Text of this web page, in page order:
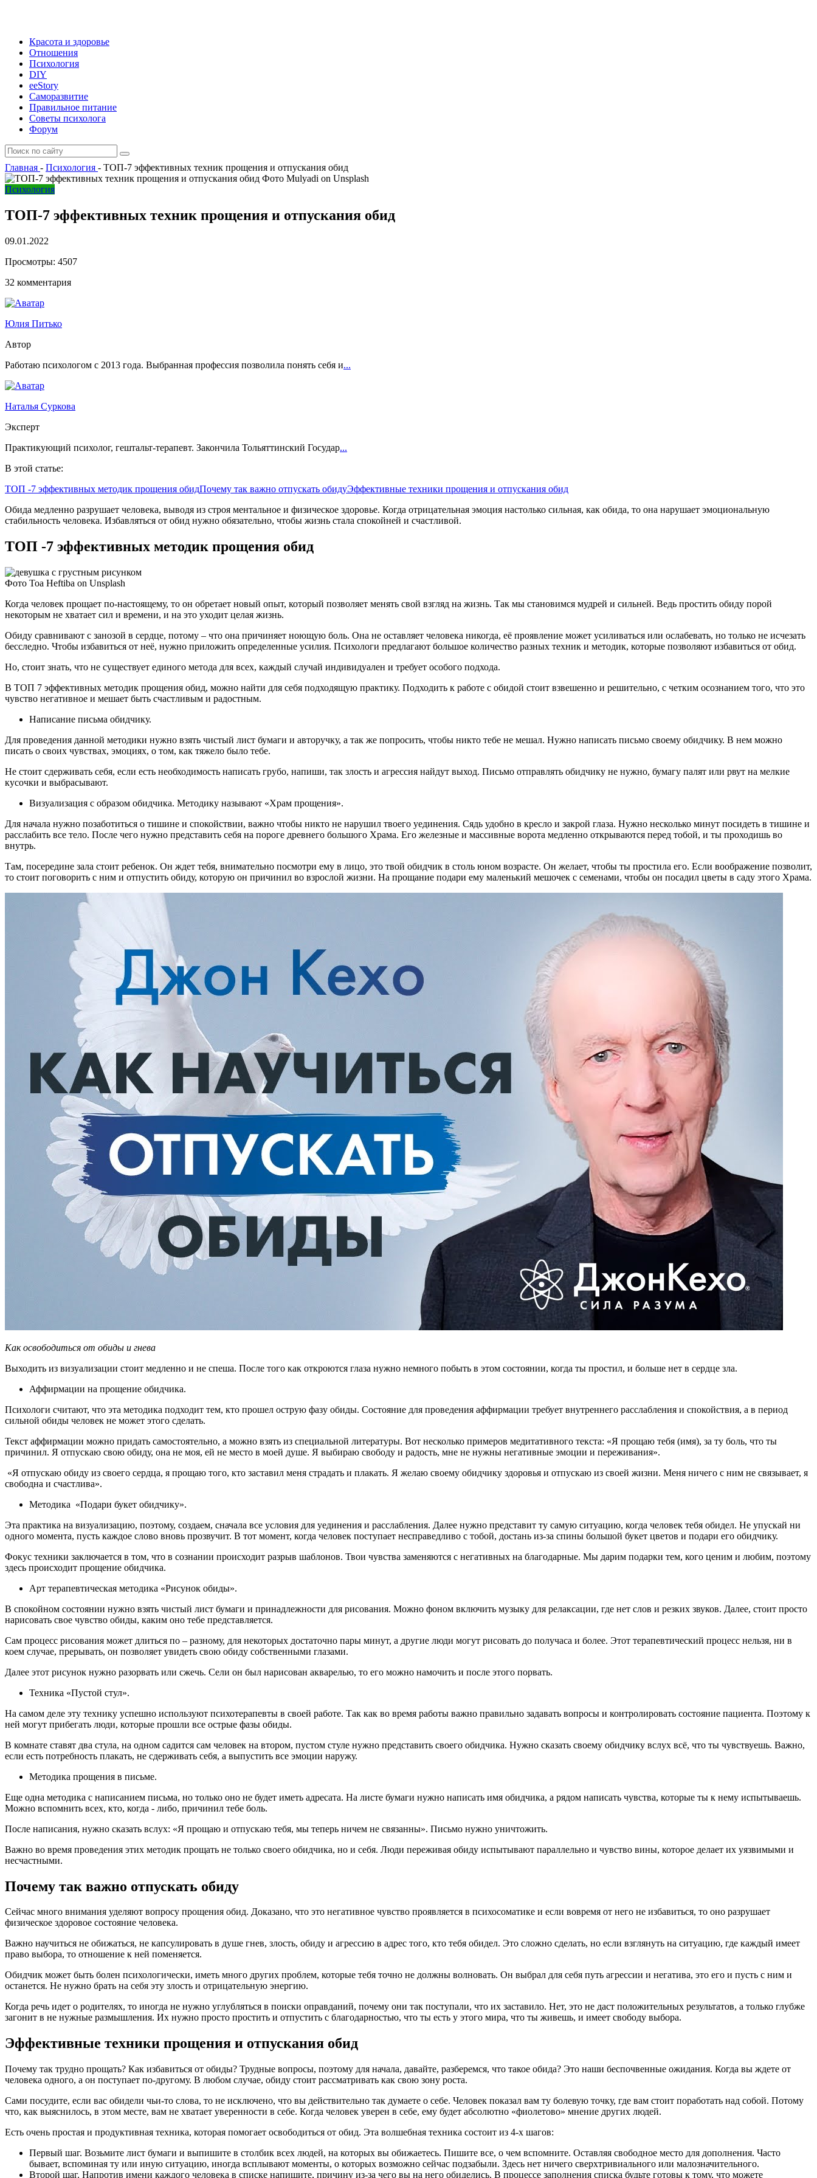
Красота и здоровье
Отношения
Психология
DIY
ееStory
Саморазвитие
Правильное питание
Советы психолога
Форум
Главная - Психология - ТОП-7 эффективных техник прощения и отпускания обид
Фото Mulyadi on Unsplash
Психология
ТОП-7 эффективных техник прощения и отпускания обид
09.01.2022
Просмотры: 4507
32 комментария
Юлия Питько
Автор
Работаю психологом с 2013 года. Выбранная профессия позволила понять себя и...
Наталья Суркова
Эксперт
Практикующий психолог, гештальт-терапевт. Закончила Тольяттинский Государ...
В этой статье:
ТОП -7 эффективных методик прощения обидПочему так важно отпускать обидуЭффективные техники прощения и отпускания обид
Обида медленно разрушает человека, выводя из строя ментальное и физическое здоровье. Когда отрицательная эмоция настолько сильная, как обида, то она нарушает эмоциональную
стабильность человека. Избавляться от обид нужно обязательно, чтобы жизнь стала спокойней и счастливой.
ТОП -7 эффективных методик прощения обид
Фото Toa Heftiba on Unsplash
Когда человек прощает по-настоящему, то он обретает новый опыт, который позволяет менять свой взгляд на жизнь. Так мы становимся мудрей и сильней. Ведь простить обиду порой
некоторым не хватает сил и времени, и на это уходит целая жизнь.
Обиду сравнивают с занозой в сердце, потому – что она причиняет ноющую боль. Она не оставляет человека никогда, её проявление может усиливаться или ослабевать, но только не исчезать
бесследно. Чтобы избавиться от неё, нужно приложить определенные усилия. Психологи предлагают большое количество разных техник и методик, которые позволяют избавиться от обид.
Но, стоит знать, что не существует единого метода для всех, каждый случай индивидуален и требует особого подхода.
В ТОП 7 эффективных методик прощения обид, можно найти для себя подходящую практику. Подходить к работе с обидой стоит взвешенно и решительно, с четким осознанием того, что это
чувство негативное и мешает быть счастливым и радостным.
Написание письма обидчику.
Для проведения данной методики нужно взять чистый лист бумаги и авторучку, а так же попросить, чтобы никто тебе не мешал. Нужно написать письмо своему обидчику. В нем можно
писать о своих чувствах, эмоциях, о том, как тяжело было тебе.
Не стоит сдерживать себя, если есть необходимость написать грубо, напиши, так злость и агрессия найдут выход. Письмо отправлять обидчику не нужно, бумагу палят или рвут на мелкие
кусочки и выбрасывают.
Визуализация с образом обидчика. Методику называют «Храм прощения».
Для начала нужно позаботиться о тишине и спокойствии, важно чтобы никто не нарушил твоего уединения. Сядь удобно в кресло и закрой глаза. Нужно несколько минут посидеть в тишине и
расслабить все тело. После чего нужно представить себя на пороге древнего большого Храма. Его железные и массивные ворота медленно открываются перед тобой, и ты проходишь во
внутрь.
Там, посередине зала стоит ребенок. Он ждет тебя, внимательно посмотри ему в лицо, это твой обидчик в столь юном возрасте. Он желает, чтобы ты простила его. Если воображение позволит,
то стоит поговорить с ним и отпустить обиду, которую он причинил во взрослой жизни. На прощание подари ему маленький мешочек с семенами, чтобы он посадил цветы в саду этого Храма.
Как освободиться от обиды и гнева
Выходить из визуализации стоит медленно и не спеша. После того как откроются глаза нужно немного побыть в этом состоянии, когда ты простил, и больше нет в сердце зла.
Аффирмации на прощение обидчика.
Психологи считают, что эта методика подходит тем, кто прошел острую фазу обиды. Состояние для проведения аффирмации требует внутреннего расслабления и спокойствия, а в период
сильной обиды человек не может этого сделать.
Текст аффирмации можно придать самостоятельно, а можно взять из специальной литературы. Вот несколько примеров медитативного текста: «Я прощаю тебя (имя), за ту боль, что ты
причинил. Я отпускаю свою обиду, она не моя, ей не место в моей душе. Я выбираю свободу и радость, мне не нужны негативные эмоции и переживания».
«Я отпускаю обиду из своего сердца, я прощаю того, кто заставил меня страдать и плакать. Я желаю своему обидчику здоровья и отпускаю из своей жизни. Меня ничего с ним не связывает, я
свободна и счастлива».
Методика «Подари букет обидчику».
Эта практика на визуализацию, поэтому, создаем, сначала все условия для уединения и расслабления. Далее нужно представит ту самую ситуацию, когда человек тебя обидел. Не упускай ни
одного момента, пусть каждое слово вновь прозвучит. В тот момент, когда человек поступает несправедливо с тобой, достань из-за спины большой букет цветов и подари его обидчику.
Фокус техники заключается в том, что в сознании происходит разрыв шаблонов. Твои чувства заменяются с негативных на благодарные. Мы дарим подарки тем, кого ценим и любим, поэтому
здесь происходит прощение обидчика.
Арт терапевтическая методика «Рисунок обиды».
В спокойном состоянии нужно взять чистый лист бумаги и принадлежности для рисования. Можно фоном включить музыку для релаксации, где нет слов и резких звуков. Далее, стоит просто
нарисовать свое чувство обиды, каким оно тебе представляется.
Сам процесс рисования может длиться по – разному, для некоторых достаточно пары минут, а другие люди могут рисовать до получаса и более. Этот терапевтический процесс нельзя, ни в
коем случае, прерывать, он позволяет увидеть свою обиду собственными глазами.
Далее этот рисунок нужно разорвать или сжечь. Сели он был нарисован акварелью, то его можно намочить и после этого порвать.
Техника «Пустой стул».
На самом деле эту технику успешно используют психотерапевты в своей работе. Так как во время работы важно правильно задавать вопросы и контролировать состояние пациента. Поэтому к
ней могут прибегать люди, которые прошли все острые фазы обиды.
В комнате ставят два стула, на одном садится сам человек на втором, пустом стуле нужно представить своего обидчика. Нужно сказать своему обидчику вслух всё, что ты чувствуешь. Важно,
если есть потребность плакать, не сдерживать себя, а выпустить все эмоции наружу.
Методика прощения в письме.
Еще одна методика с написанием письма, но только оно не будет иметь адресата. На листе бумаги нужно написать имя обидчика, а рядом написать чувства, которые ты к нему испытываешь.
Можно вспомнить всех, кто, когда ­- либо, причинил тебе боль.
После написания, нужно сказать вслух: «Я прощаю и отпускаю тебя, мы теперь ничем не связанны». Письмо нужно уничтожить.
Важно во время проведения этих методик прощать не только своего обидчика, но и себя. Люди переживая обиду испытывают параллельно и чувство вины, которое делает их уязвимыми и
несчастными.
Почему так важно отпускать обиду
Сейчас много внимания уделяют вопросу прощения обид. Доказано, что это негативное чувство проявляется в психосоматике и если вовремя от него не избавиться, то оно разрушает
физическое здоровое состояние человека.
Важно научиться не обижаться, не капсулировать в душе гнев, злость, обиду и агрессию в адрес того, кто тебя обидел. Это сложно сделать, но если взглянуть на ситуацию, где каждый имеет
право выбора, то отношение к ней поменяется.
Обидчик может быть болен психологически, иметь много других проблем, которые тебя точно не должны волновать. Он выбрал для себя путь агрессии и негатива, это его и пусть с ним и
останется. Не нужно брать на себя эту злость и отрицательную энергию.
Когда речь идет о родителях, то иногда не нужно углубляться в поиски оправданий, почему они так поступали, что их заставило. Нет, это не даст положительных результатов, а только глубже
загонит в не нужные размышления. Их нужно просто простить и отпустить с благодарностью, что ты есть у этого мира, что ты живешь, и имеет свободу выбора.
Эффективные техники прощения и отпускания обид
Почему так трудно прощать? Как избавиться от обиды? Трудные вопросы, поэтому для начала, давайте, разберемся, что такое обида? Это наши беспочвенные ожидания. Когда вы ждете от
человека одного, а он поступает по-другому. В любом случае, обиду стоит рассматривать как свою зону роста.
Сами посудите, если вас обидели чьи-то слова, то не исключено, что вы действительно так думаете о себе. Человек показал вам ту болевую точку, где вам стоит поработать над собой. Потому
что, как выяснилось, в этом месте, вам не хватает уверенности в себе. Когда человек уверен в себе, ему будет абсолютно «фиолетово» мнение других людей.
Есть очень простая и продуктивная техника, которая помогает освободиться от обид. Эта волшебная техника состоит из 4-х шагов:
Первый шаг. Возьмите лист бумаги и выпишите в столбик всех людей, на которых вы обижаетесь. Пишите все, о чем вспомните. Оставляя свободное место для дополнения. Часто
бывает, вспоминая ту или иную ситуацию, иногда всплывают моменты, о которых возможно сейчас подзабыли. Здесь нет ничего сверхтривиального или малозначительного.
Второй шаг. Напротив имени каждого человека в списке напишите, причину из-за чего вы на него обиделись. В процессе заполнения списка будьте готовы к тому, что можете